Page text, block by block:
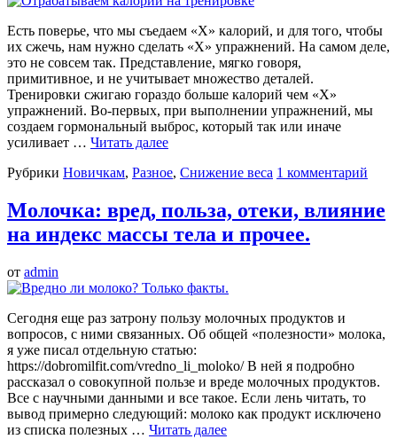
Есть поверье, что мы съедаем «Х» калорий, и для того, чтобы
их сжечь, нам нужно сделать «Х» упражнений. На самом деле,
это не совсем так. Представление, мягко говоря,
примитивное, и не учитывает множество деталей.
Тренировки сжигаю гораздо больше калорий чем «Х»
упражнений. Во-первых, при выполнении упражнений, мы
создаем гормональный выброс, который так или иначе
усиливает … Читать далее
Рубрики Новичкам, Разное, Снижение веса 1 комментарий
Молочка: вред, польза, отеки, влияние
на индекс массы тела и прочее.
от admin
Сегодня еще раз затрону пользу молочных продуктов и
вопросов, с ними связанных. Об общей «полезности» молока,
я уже писал отдельную статью:
https://dobromilfit.com/vredno_li_moloko/ В ней я подробно
рассказал о совокупной пользе и вреде молочных продуктов.
Все с научными данными и все такое. Если лень читать, то
вывод примерно следующий: молоко как продукт исключено
из списка полезных … Читать далее